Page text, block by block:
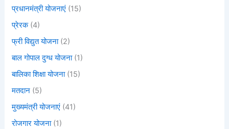
प्रधानमंत्री योजनाएं (15)
प्रेरक(4)
फ्री विद्युत योजना(2)
बाल गोपाल दुग्ध योजना(1)
बालिका शिक्षा योजना(15)
मतदान (5)
मुख्यमंत्री योजनाएं (41)
रोजगार योजना(1)